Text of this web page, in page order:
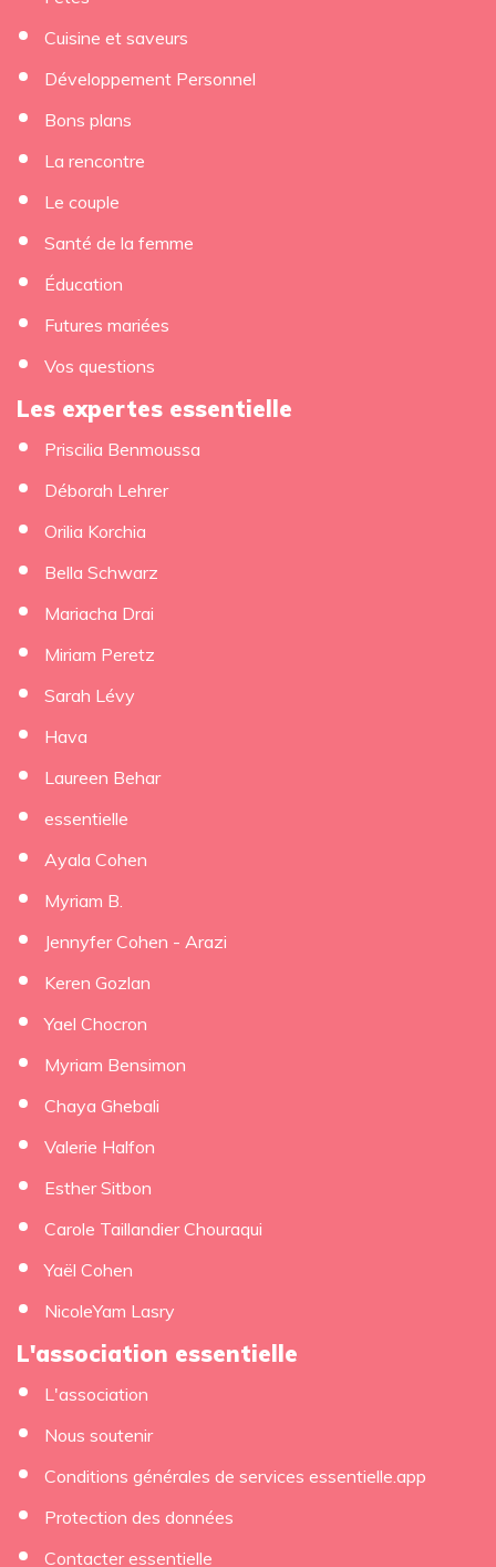
Cuisine et saveurs
Développement Personnel
Bons plans
La rencontre
Le couple
Santé de la femme
Éducation
Futures mariées
Vos questions
Les expertes essentielle
Priscilia Benmoussa
Déborah Lehrer
Orilia Korchia
Bella Schwarz
Mariacha Drai
Miriam Peretz
Sarah Lévy
Hava
Laureen Behar
essentielle
Ayala Cohen
Myriam B.
Jennyfer Cohen - Arazi
Keren Gozlan
Yael Chocron
Myriam Bensimon
Chaya Ghebali
Valerie Halfon
Esther Sitbon
Carole Taillandier Chouraqui
Yaël Cohen
NicoleYam Lasry
L'association essentielle
L'association
Nous soutenir
Conditions générales de services essentielle.app
Protection des données
Contacter essentielle